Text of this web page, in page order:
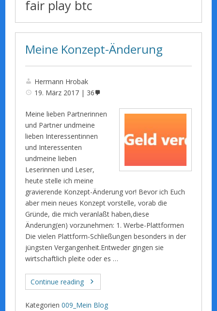
fair play btc
Meine Konzept-Änderung
Hermann Hrobak
19. März 2017
36
Meine lieben Partnerinnen
und Partner undmeine
lieben Interessentinnen
und Interessenten
undmeine lieben
Leserinnen und Leser,
heute stelle ich meine
gravierende Konzept-Änderung vor! Bevor ich Euch
aber mein neues Konzept vorstelle, vorab die
Gründe, die mich veranlaßt haben,diese
Änderung(en) vorzunehmen: 1. Werbe-Plattformen
Die vielen Plattform-Schließungen besonders in der
jüngsten Vergangenheit.Entweder gingen sie
wirtschaftlich pleite oder es …
Continue reading
Kategorien 009_Mein Blog